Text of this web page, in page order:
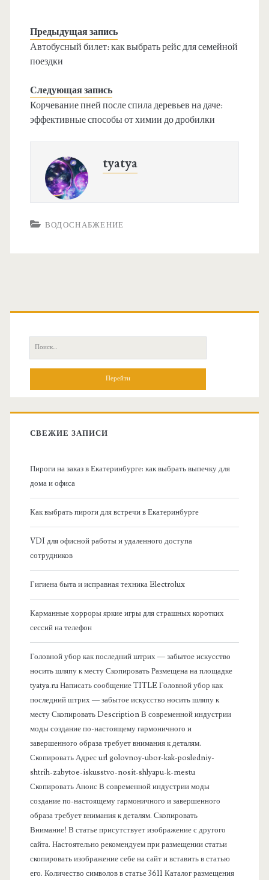
Предыдущая запись
Автобусный билет: как выбрать рейс для семейной
поездки
Следующая запись
Корчевание пней после спила деревьев на даче:
эффективные способы от химии до дробилки
tyatya
ВОДОСНАБЖЕНИЕ
О
П
о
:
СВЕЖИЕ ЗАПИСИ
Пироги на заказ в Екатеринбурге: как выбрать выпечку для
дома и офиса
Как выбрать пироги для встречи в Екатеринбурге
VDI для офисной работы и удаленного доступа
сотрудников
Гигиена быта и исправная техника Electrolux
Карманные хорроры яркие игры для страшных коротких
сессий на телефон
Головной убор как последний штрих — забытое искусство
носить шляпу к месту Скопировать Размещена на площадке
tyatya.ru Написать сообщение TITLE Головной убор как
последний штрих — забытое искусство носить шляпу к
месту Скопировать Description В современной индустрии
моды создание по-настоящему гармоничного и
завершенного образа требует внимания к деталям.
Скопировать Адрес url golovnoy-ubor-kak-posledniy-
shtrih-zabytoe-iskusstvo-nosit-shlyapu-k-mestu
Скопировать Анонс В современной индустрии моды
создание по-настоящему гармоничного и завершенного
образа требует внимания к деталям. Скопировать
Внимание! В статье присутствует изображение с другого
сайта. Настоятельно рекомендуем при размещении статьи
скопировать изображение себе на сайт и вставить в статью
его. Количество символов в статье 3611 Каталог размещения